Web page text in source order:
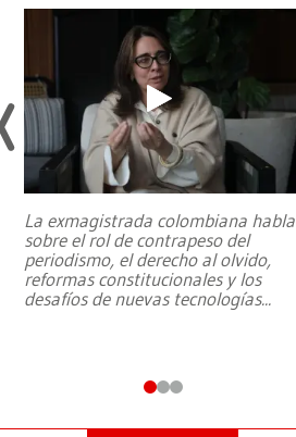
La exmagistrada colombiana habla
sobre el rol de contrapeso del
periodismo, el derecho al olvido,
reformas constitucionales y los
desafíos de nuevas tecnologías...